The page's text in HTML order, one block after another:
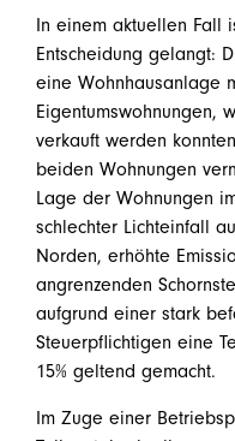
In einem aktuellen Fall
Entscheidung gelangt:
eine Wohnhausanlage
Eigentumswohnungen,
verkauft werden
beiden Wohnungen
Lage der Wohnungen
schlechter Lichteinfall
Norden, erhöhte
angrenzenden
aufgrund einer stark
Steuerpflichtigen eine
15% geltend gemacht.
Im Zuge einer